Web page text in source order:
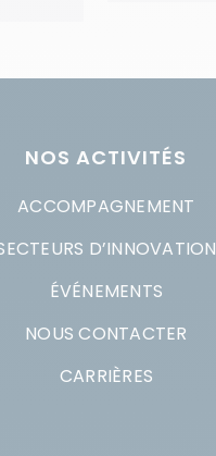
NOS ACTIVITÉS
ACCOMPAGNEMENT
D’INNOVATION
ÉVÉNEMENTS
NOUS CONTACTER
CARRIÈRES